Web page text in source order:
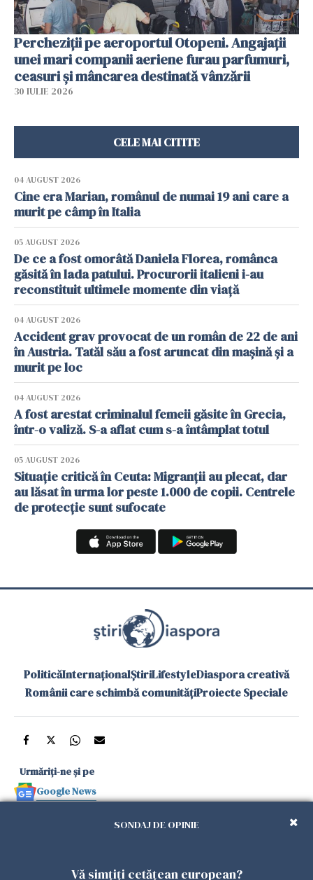
Percheziții pe aeroportul Otopeni. Angajații
unei mari companii aeriene furau parfumuri,
ceasuri și mâncarea destinată vânzării
30 IULIE 2026
CELE MAI CITITE
04 AUGUST 2026
Cine era Marian, românul de numai 19 ani care a
murit pe câmp în Italia
05 AUGUST 2026
De ce a fost omorâtă Daniela Florea, românca
găsită în lada patului. Procurorii italieni i-au
reconstituit ultimele momente din viață
04 AUGUST 2026
Accident grav provocat de un român de 22 de ani
în Austria. Tatăl său a fost aruncat din mașină și a
murit pe loc
04 AUGUST 2026
A fost arestat criminalul femeii găsite în Grecia,
într-o valiză. S-a aflat cum s-a întâmplat totul
05 AUGUST 2026
Situație critică în Ceuta: Migranții au plecat, dar
au lăsat în urma lor peste 1.000 de copii. Centrele
de protecție sunt sufocate
PoliticăInternaționalȘtiriLifestyleDiaspora creativă
Românii care schimbă comunitățiProiecte Speciale
Urmăriți-ne și pe
Google News
Politica de
Politica
Gestionați
Declarație de
SONDAJ DE OPINIE
Vă simțiți cetățean european?